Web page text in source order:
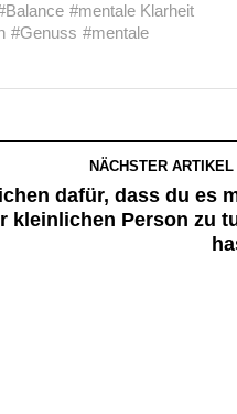
#mentale Klarheit
#Genuss #mentale
NÄCHSTER
dafür, dass du es
kleinlichen Person zu